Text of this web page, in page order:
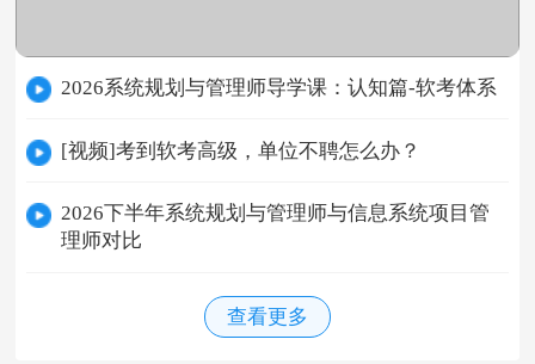
2026系统规划与管理师导学课：认知篇-软考体系
[视频]考到软考高级，单位不聘怎么办？
2026下半年系统规划与管理师与信息系统项目管
理师对比
查看更多